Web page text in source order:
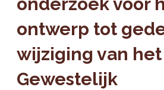
ontwerp tot
wijziging van het
Gewestelijk